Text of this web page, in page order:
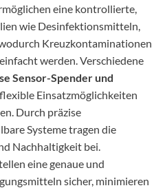
eine kontrollierte,
wie Desinfektionsmitteln,
Kreuzkontaminationen
werden. Verschiedene
Sensor-Spender und
flexible Einsatzmöglichkeiten
Durch präzise
Systeme tragen die
Nachhaltigkeit bei.
eine genaue und
sicher, minimieren